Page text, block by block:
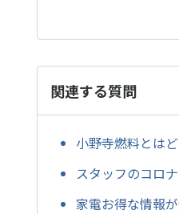
関連する質問
小野寺燃料とは
スタッフのコロ
家電お得な情報が